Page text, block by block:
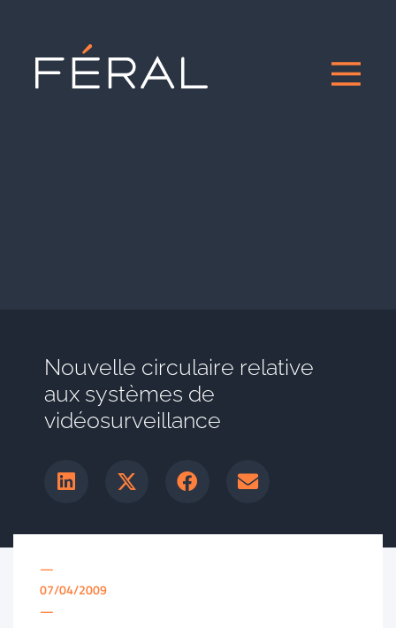
Nouvelle circulaire relative
aux systèmes de
vidéosurveillance
—
07/04/2009
—